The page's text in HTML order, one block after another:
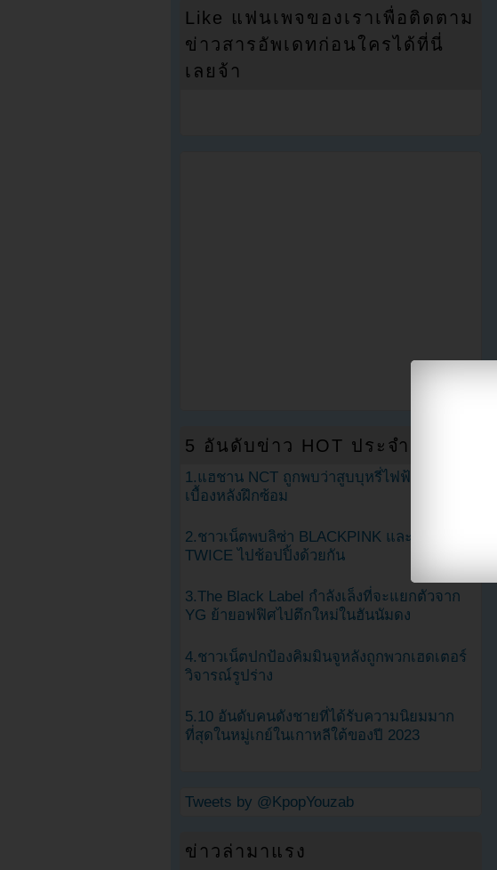
Like แฟนเพจของเราเพื่อติดตาม
ข่าวสารอัพเดทก่อนใครได้ที่นี่
เลยจ้า
5 อันดับข่าว HOT ประจำสัปดาห์
1.แฮชาน NCT ถูกพบว่าสูบบุหรี่ไฟฟ้าในวิดีโอ
เบื้องหลังฝึกซ้อม
2.ชาวเน็ตพบลิซ่า BLACKPINK และมินะ
TWICE ไปช้อปปิ้งด้วยกัน
3.The Black Label กำลังเล็งที่จะแยกตัวจาก
YG ย้ายอฟฟิศไปตึกใหม่ในฮันนัมดง
4.ชาวเน็ตปกป้องคิมมินจูหลังถูกพวกเฮดเตอร์
วิจารณ์รูปร่าง
5.10 อันดับคนดังชายที่ได้รับความนิยมมาก
ที่สุดในหมู่เกย์ในเกาหลีใต้ของปี 2023
Tweets by @KpopYouzab
ข่าวล่ามาแรง